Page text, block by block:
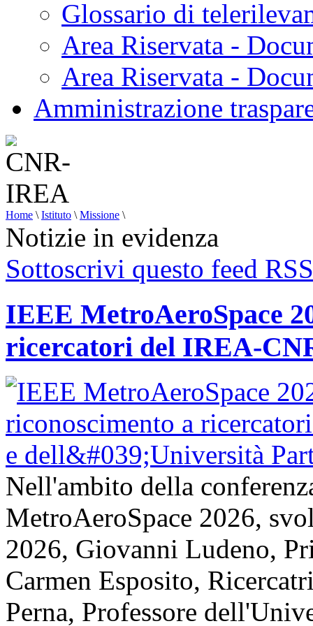
Glossario di
Area Riservata -
Area Riservata -
Amministrazione
Home \ Istituto \ Missione \
Notizie in evidenza
Sottoscrivi questo feed RSS
IEEE MetroAeroSpace
ricercatori del IREA-
Nell'ambito della
MetroAeroSpace 2026,
2026, Giovanni Ludeno,
Carmen Esposito,
Perna, Professore